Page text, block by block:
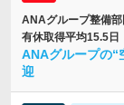
ANAグループ整備
有休取得平均15.5日
ANAグループの
迎